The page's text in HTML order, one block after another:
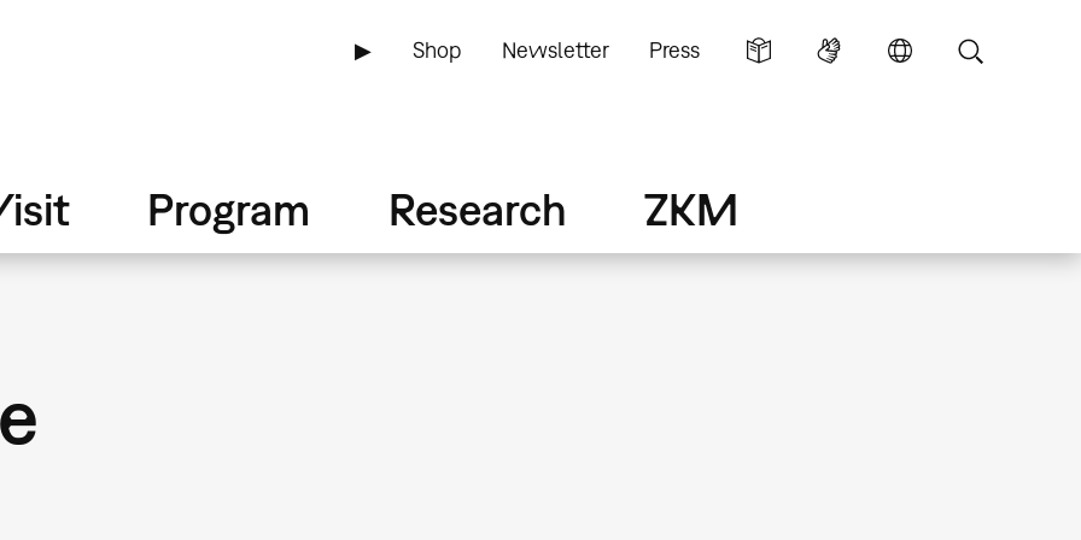
▶ Shop Newsletter Press
Program Research ZKM